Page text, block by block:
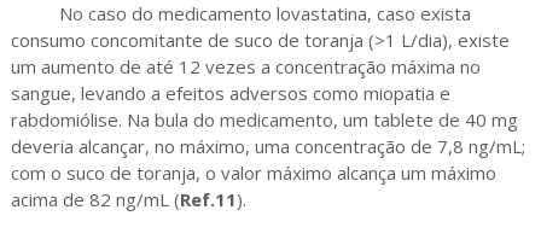
No caso do medicamento lovastatina, caso exista
consumo concomitante de suco de toranja (>1 L/dia), existe
um aumento de até 12 vezes a concentração máxima no
sangue, levando a efeitos adversos como miopatia e
rabdomiólise. Na bula do medicamento, um tablete de 40 mg
deveria alcançar, no máximo, uma concentração de 7,8 ng/mL;
com o suco de toranja, o valor máximo alcança um máximo
acima de 82 ng/mL (Ref.11).